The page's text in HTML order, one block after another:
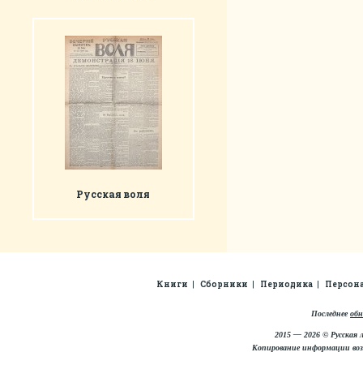
Русская воля
Книги Сборники Периодика
Последнее
2015 — 2026 © Русская
Копирование информации